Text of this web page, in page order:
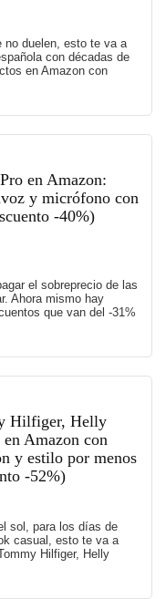
no duelen, esto te va a
con décadas de
en Amazon con
en Amazon:
y micrófono con
-40%)
el sobreprecio de las
Ahora mismo hay
que van del -31%
Hilfiger, Helly
Amazon con
y estilo por menos
-52%)
sol, para los días de
casual, esto te va a
Hilfiger, Helly